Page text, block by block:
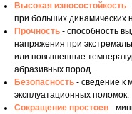
Высокая износостойкость
при больших динамических
Прочность - способность
напряжения при
или повышенные
абразивных пород.
Безопасность - сведение к
эксплуатационных поломок.
Сокращение простоев -